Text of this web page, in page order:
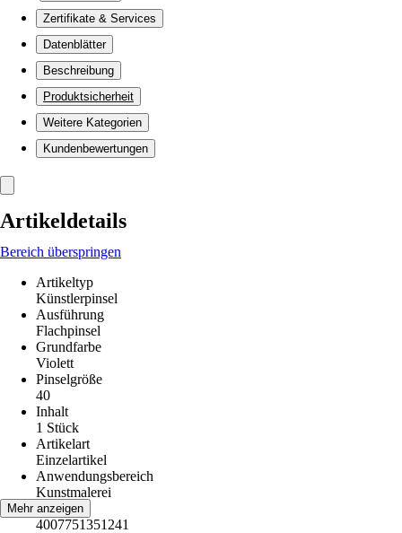
Zertifikate & Services
Datenblätter
Beschreibung
Produktsicherheit
Weitere Kategorien
Kundenbewertungen
Artikeldetails
Bereich überspringen
Artikeltyp
Künstlerpinsel
Ausführung
Flachpinsel
Grundfarbe
Violett
Pinselgröße
40
Inhalt
1 Stück
Artikelart
Einzelartikel
Anwendungsbereich
Kunstmalerei
EAN
4007751351241
Mehr anzeigen